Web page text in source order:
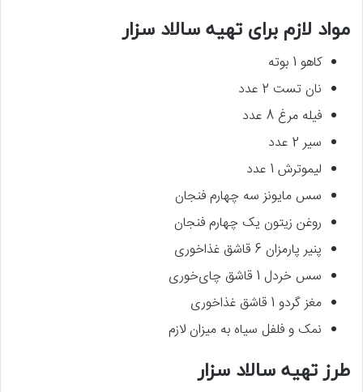
مواد لازم برای تهیه سالاد سزار
کاهو 1 بوته
نان تست 2 عدد
فیله مرغ 8 عدد
سیر 2 عدد
لیموترش 1 عدد
سس مایونز سه چهارم فنجان
روغن زیتون یک چهارم فنجان
پنیر پارمزان 6 قاشق غذاخوری
سس خردل 1 قاشق چای‌خوری
مغز گردو 1 قاشق غذاخوری
نمک و فلفل سیاه به میزان لازم
طرز تهیه سالاد سزار